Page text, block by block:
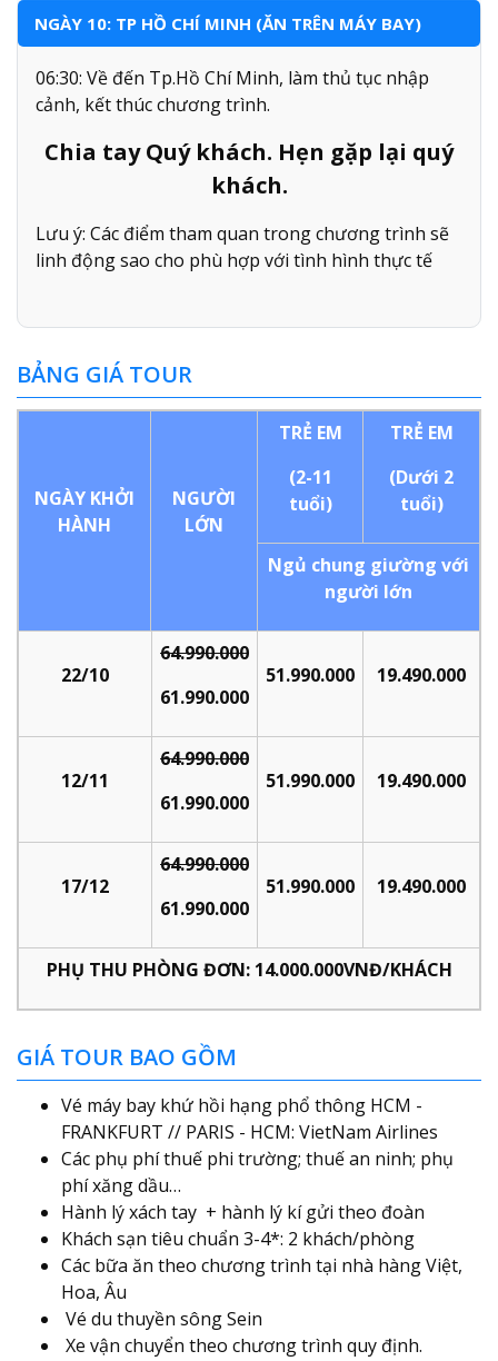
NGÀY 10: TP HỒ CHÍ MINH (ĂN TRÊN MÁY BAY)
06:30: Về đến Tp.Hồ Chí Minh, làm thủ tục nhập
cảnh, kết thúc chương trình.
Chia tay Quý khách. Hẹn gặp lại quý
khách.
Lưu ý: Các điểm tham quan trong chương trình sẽ
linh động sao cho phù hợp với tình hình thực tế
BẢNG GIÁ TOUR
NGÀY KHỞI
HÀNH
NGƯỜI
LỚN
TRẺ EM
(2-11
tuổi)
TRẺ EM
(Dưới 2
tuổi)
Ngủ chung giường với
người lớn
22/10
64.990.000
61.990.000
51.990.000 19.490.000
12/11
64.990.000
61.990.000
51.990.000 19.490.000
17/12
64.990.000
61.990.000
51.990.000 19.490.000
PHỤ THU PHÒNG ĐƠN: 14.000.000VNĐ/KHÁCH
GIÁ TOUR BAO GỒM
Vé máy bay khứ hồi hạng phổ thông HCM -
FRANKFURT // PARIS - HCM: VietNam Airlines
Các phụ phí thuế phi trường; thuế an ninh; phụ
phí xăng dầu…
Hành lý xách tay + hành lý kí gửi theo đoàn
Khách sạn tiêu chuẩn 3-4*: 2 khách/phòng
Các bữa ăn theo chương trình tại nhà hàng Việt,
Hoa, Âu
Vé du thuyền sông Sein
Xe vận chuyển theo chương trình quy định.